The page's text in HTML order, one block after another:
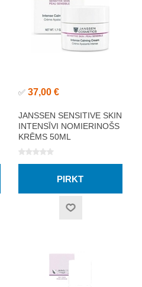
✅ 37,00 €
JANSSEN SENSITIVE SKIN
INTENSĪVI NOMIERINOŠS
KRĒMS 50ML